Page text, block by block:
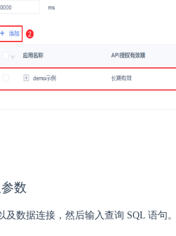
数
及数据连接，然后输入查询 SQL 语句